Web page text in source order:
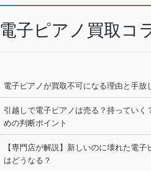
電子ピアノ買取コ
電子ピアノが買取不可になる理由と手放
引越しで電子ピアノは売る？持っていく
めの判断ポイント
【専門店が解説】新しいのに壊れた電子
はどうなる？